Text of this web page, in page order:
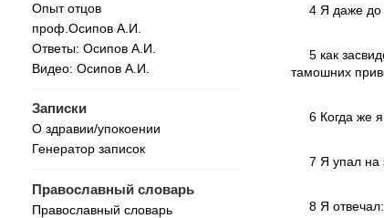
Опыт отцов
проф.Осипов А.И.
Ответы: Осипов А.И.
Видео: Осипов А.И.
Записки
О здравии/упокоении
Генератор записок
Православный словарь
Православный словарь
4 Я даже до
5 как
тамошних
6 Когда же
7 Я упал на
8 Я